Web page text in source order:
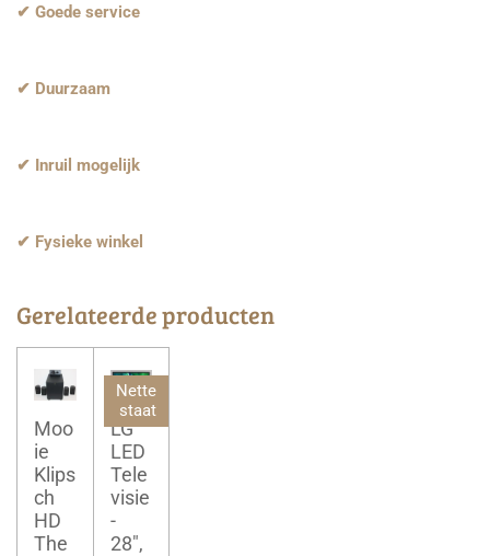
✔ Goede service
✔ Duurzaam
✔ Inruil mogelijk
✔ Fysieke winkel
Gerelateerde producten
Moo
ie
Klips
ch
HD
The
Nette
staat
LG
LED
Tele
visie
-
28",